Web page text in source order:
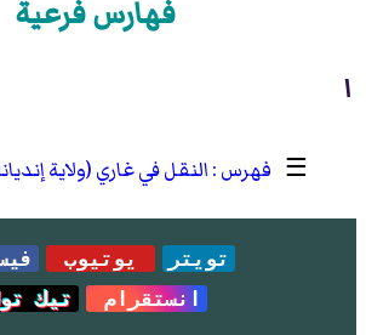
فهارس فرعية
ا
☰ النقل في غاري (ولاية
تويتر يوتيوب
انستقرام
تيك